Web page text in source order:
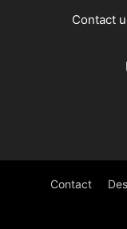
Contact
Contact